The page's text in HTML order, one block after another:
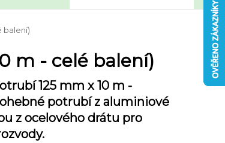
balení)
m - celé balení)
125 mm x 10 m -
potrubí z aluminiové
z ocelového drátu pro